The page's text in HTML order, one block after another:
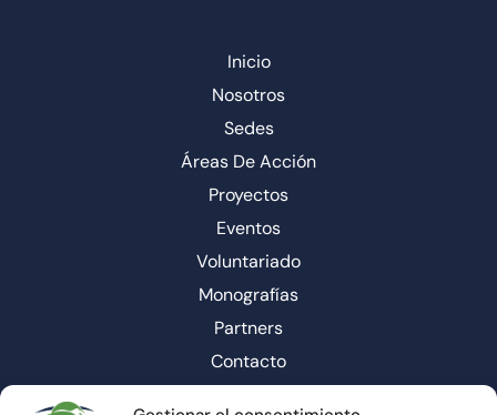
Inicio
Nosotros
Sedes
Áreas De Acción
Proyectos
Eventos
Voluntariado
Monografías
Partners
Contacto